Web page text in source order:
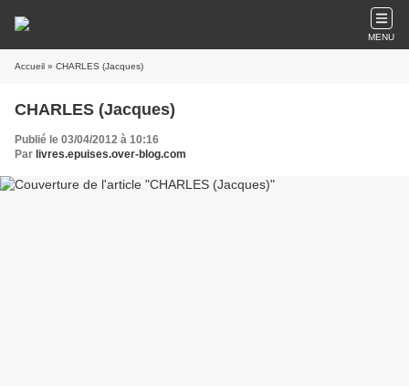
MENU
Accueil » CHARLES (Jacques)
CHARLES (Jacques)
Publié le 03/04/2012 à 10:16
Par livres.epuises.over-blog.com